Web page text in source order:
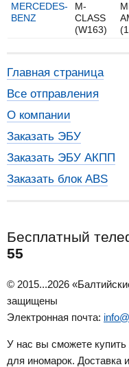
MERCEDES-
BENZ
M-
CLASS
(W163)
Главная страница
Все отправления
О компании
Заказать ЭБУ
Заказать ЭБУ АКПП
Заказать блок ABS
Бесплатный
55
© 2015...2026
защищены
Электронная почта:
У нас вы сможете
для иномарок. Доставка